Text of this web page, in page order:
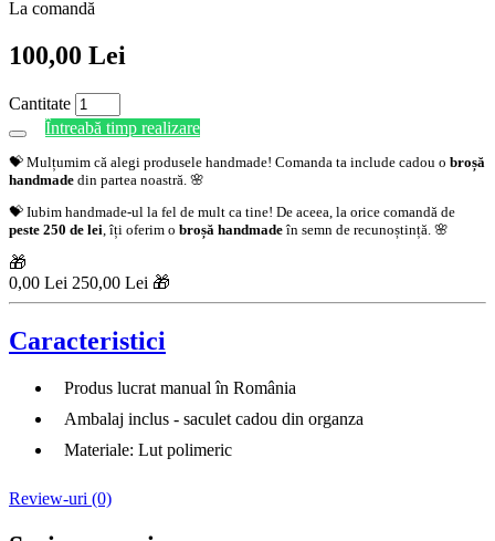
La comandă
100,00 Lei
Cantitate
Întreabă timp realizare
💝 Mulțumim că alegi produsele handmade! Comanda ta include cadou o broșă
handmade din partea noastră. 🌸
💝 Iubim handmade-ul la fel de mult ca tine! De aceea, la orice comandă de
peste 250 de lei , îți oferim o broșă handmadeîn semn de recunoștință. 🌸
🎁
0,00 Lei 250,00 Lei 🎁
Caracteristici
Produs lucrat manual în România
Ambalaj inclus - saculet cadou din organza
Materiale: Lut polimeric
Review-uri (0)